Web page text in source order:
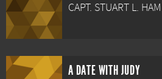
CAPT. STUART L.
A DATE WITH JUDY